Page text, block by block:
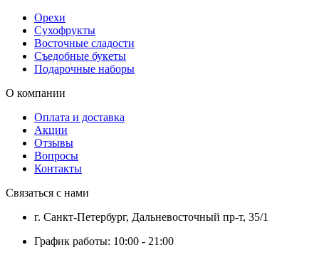
Орехи
Сухофрукты
Восточные сладости
Съедобные букеты
Подарочные наборы
О компании
Оплата и доставка
Акции
Отзывы
Вопросы
Контакты
Связаться с нами
г. Санкт-Петербург, Дальневосточный пр-т, 35/1
График работы: 10:00 - 21:00